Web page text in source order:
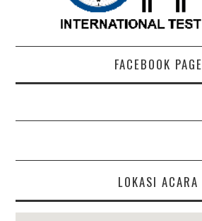
FACEBOOK PAGE
LOKASI ACARA